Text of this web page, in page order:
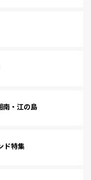
南・江の島
ド特集